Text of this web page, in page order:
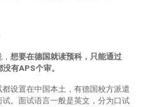
想要在德国就读预科，只能通过
有APS个审。
设置在中国本土，有德国校方派遣
。面试语言一般是英文，分为口试